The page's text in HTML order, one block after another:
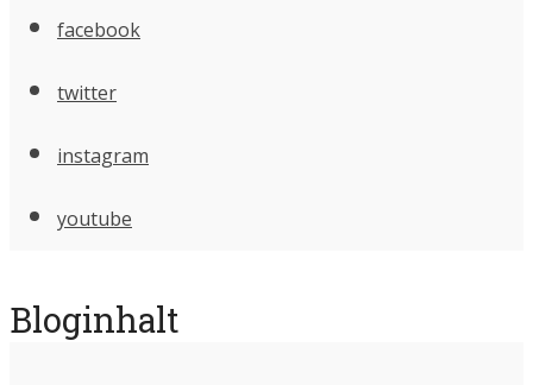
facebook
twitter
instagram
youtube
Bloginhalt